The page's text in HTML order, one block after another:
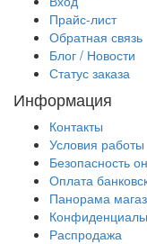
Прайс-лист
Обратная связь
Блог / Новости
Статус заказа
Информация
Контакты
Условия работы
Безопасность
Оплата
Панорама
Распродажа